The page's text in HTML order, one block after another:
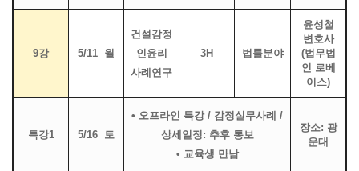
9강 5/11 월
건설감정
인윤리
사례연구
3H 법률분야
윤성철
변호사
(법무법
인 로베
이스)
특강1 5/16 토
• 오프라인 특강 / 감정실무사례 /
상세일정: 추후 통보
• 교육생 만남
장소: 광
운대